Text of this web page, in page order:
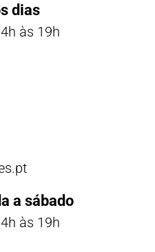
dias
às 19h
a sábado
às 19h